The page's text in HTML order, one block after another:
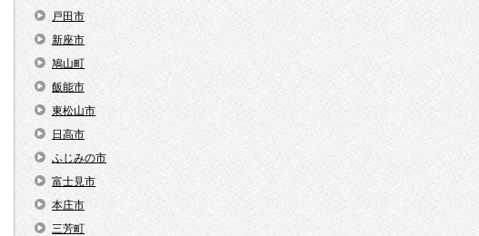
戸田市
新座市
鳩山町
飯能市
東松山市
日高市
ふじみの市
富士見市
本庄市
三芳町